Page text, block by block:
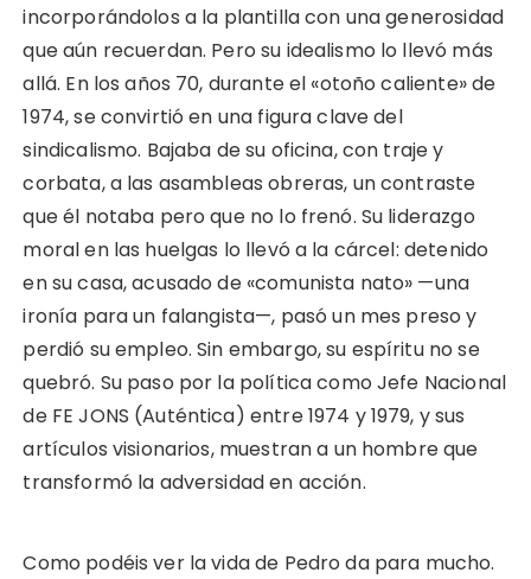
incorporándolos a la plantilla con una generosidad
que aún recuerdan. Pero su idealismo lo llevó más
allá. En los años 70, durante el «otoño caliente» de
1974, se convirtió en una figura clave del
sindicalismo. Bajaba de su oficina, con traje y
corbata, a las asambleas obreras, un contraste
que él notaba pero que no lo frenó. Su liderazgo
moral en las huelgas lo llevó a la cárcel: detenido
en su casa, acusado de «comunista nato» —una
ironía para un falangista—, pasó un mes preso y
perdió su empleo. Sin embargo, su espíritu no se
quebró. Su paso por la política como Jefe Nacional
de FE JONS (Auténtica) entre 1974 y 1979, y sus
artículos visionarios, muestran a un hombre que
transformó la adversidad en acción.
Como podéis ver la vida de Pedro da para mucho.